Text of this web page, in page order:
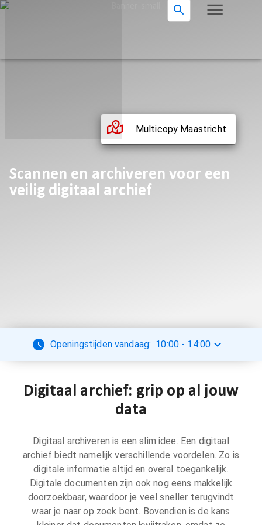
Multicopy Maastricht
Scannen en archiveren voor een
veilig digitaal archief
Openingstijden vandaag: 10:00 - 14:00
Digitaal archief: grip op al jouw
data
Digitaal archiveren is een slim idee. Een digitaal
archief biedt namelijk verschillende voordelen. Zo is
digitale informatie altijd en overal toegankelijk.
Digitale documenten zijn ook nog eens makkelijk
doorzoekbaar, waardoor je veel sneller terugvindt
waar je naar op zoek bent. Bovendien is de kans